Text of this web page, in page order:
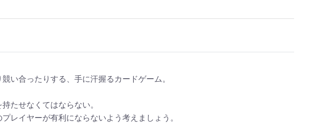
い合ったりする、手に汗握るカードゲーム。
たせなくてはならない。
レイヤーが有利にならないよう考えましょう。